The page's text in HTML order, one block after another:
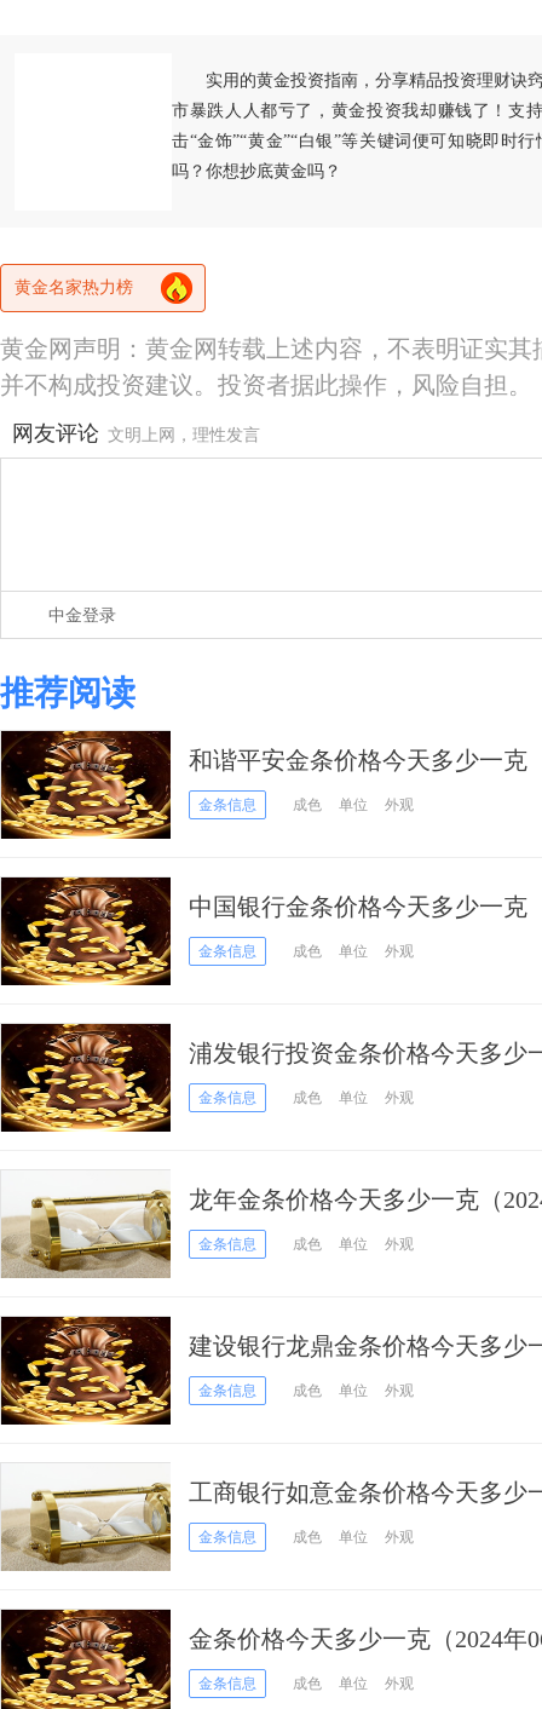
实用的黄金投资指南，分享精品投资理财诀
市暴跌人人都亏了，黄金投资我却赚钱了！支
击“金饰”“黄金”“白银”等关键词便可知晓即时
吗？你想抄底黄金吗？
黄金名家热力榜
黄金网声明：黄金网转载上述内容，不表明证实
并不构成投资建议。投资者据此操作，风险自担。
网友评论 文明上网，理性发言
中金登录
推荐阅读
和谐平安金条价格今天多少一克
金条信息 成色 单位 外观
中国银行金条价格今天多少一克
金条信息 成色 单位 外观
浦发银行投资金条价格今天多少
金条信息 成色 单位 外观
龙年金条价格今天多少一克（
金条信息 成色 单位 外观
建设银行龙鼎金条价格今天多少
金条信息 成色 单位 外观
工商银行如意金条价格今天多少
金条信息 成色 单位 外观
金条价格今天多少一克（2024年
金条信息 成色 单位 外观